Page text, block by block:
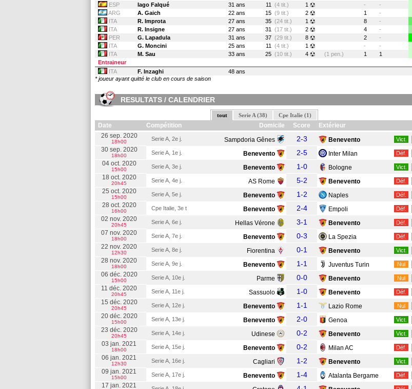
ESP
Iago Falqué 31 ans 11 (4 tit.) 1 - -
ARG
A. Gaich 22 ans 15 (9 tit.) 2 1 -
ITA
R. Improta 27 ans 35 (24 tit.) 1 8 -
ITA
R. Insigne 27 ans 31 (17 tit.) 2 4 -
PER
G. Lapadula 31 ans 37 (29 tit.) 8 2 -
ITA
G. Moncini 25 ans 11 (4 tit.) 1 - -
ITA
M. Sau 33 ans 25 (10 tit.) 4 (1 pen.) 1 1
Entraineur
ITA
F. Inzaghi
48 ans
* joueur ayant quitté le club en cours de saison
RESULTATS / CALENDRIER
tout Serie A (38) Cpe Italie (1)
Date Compétition Domicile Score
Extérieur
26 sep. 2020
18h00 Serie A, 2e j. Sampdoria Gênes 2-3 Benevento Vict.
30 sep. 2020
18h00 Serie A, 1e j. Benevento 2-5 Inter Milan Déf.
04 oct. 2020
15h00 Serie A, 3e j. Benevento 1-0 Bologne Vict.
18 oct. 2020
20h45 Serie A, 4e j. AS Rome 5-2 Benevento Déf.
25 oct. 2020
15h00 Serie A, 5e j. Benevento 1-2 Naples Déf.
28 oct. 2020
16h00 Cpe Italie, 3e t Benevento 2-4 Empoli Déf.
02 nov. 2020
20h45 Serie A, 6e j. Hellas Vérone 3-1 Benevento Déf.
07 nov. 2020
18h00 Serie A, 7e j. Benevento 0-3 La Spezia Déf.
22 nov. 2020
12h30 Serie A, 8e j. Fiorentina 0-1 Benevento Vict.
28 nov. 2020
18h00 Serie A, 9e j. Benevento 1-1 Juventus Turin Nul
06 déc. 2020
15h00 Serie A, 10e j. Parme 0-0 Benevento Nul
11 déc. 2020
20h45 Serie A, 11e j. Sassuolo 1-0 Benevento Déf.
15 déc. 2020
20h45 Serie A, 12e j. Benevento 1-1 Lazio Rome Nul
20 déc. 2020
15h00 Serie A, 13e j. Benevento 2-0 Genoa Vict.
23 déc. 2020
20h45 Serie A, 14e j. Udinese 0-2 Benevento Vict.
03 jan. 2021
18h00 Serie A, 15e j. Benevento 0-2 Milan AC Déf.
06 jan. 2021
12h30 Serie A, 16e j. Cagliari 1-2 Benevento Vict.
09 jan. 2021
15h00 Serie A, 17e j. Benevento 1-4 Atalanta Bergame Déf.
17 jan. 2021